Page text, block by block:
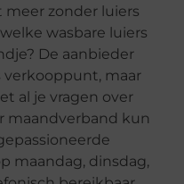
meer zonder luiers
wasbare luiers
De aanbieder
verkooppunt, maar
al je vragen over
maandverband kun
maandag, dinsdag,